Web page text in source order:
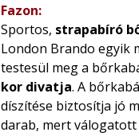
Fazon:
Sportos, strapabíró
London Brando egyik
testesül meg a
kor divatja. A
díszítése biztosítja jó
darab, mert